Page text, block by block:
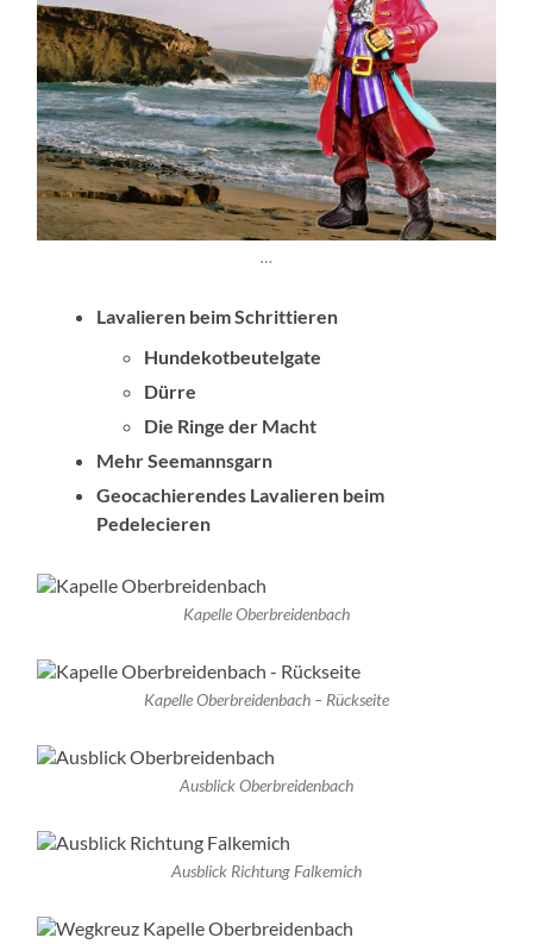
…
Lavalieren beim Schrittieren
Hundekotbeutelgate
Dürre
Die Ringe der Macht
Mehr Seemannsgarn
Geocachierendes Lavalieren beim
Pedelecieren
Kapelle Oberbreidenbach
Kapelle Oberbreidenbach – Rückseite
Ausblick Oberbreidenbach
Ausblick Richtung Falkemich